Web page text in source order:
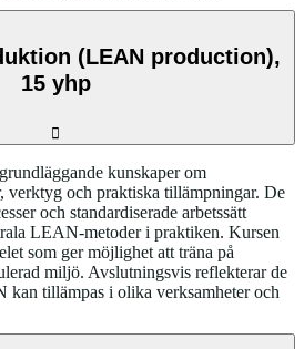
(LEAN production),
15 yhp
kunskaper om
och praktiska tillämpningar. De
och standardiserade arbetssätt
LEAN‑metoder i praktiken. Kursen
som ger möjlighet att träna på
miljö. Avslutningsvis reflekterar de
kan tillämpas i olika verksamheter och